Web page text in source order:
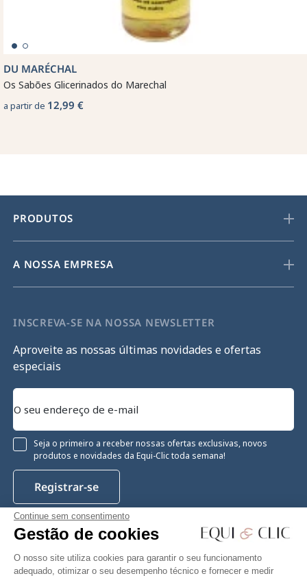
Continue sem consentimento
Gestão de cookies
O nosso site utiliza cookies para garantir o seu funcionamento
adequado, otimizar o seu desempenho técnico e fornecer e medir
DU MARÉCHAL
Os Sabões Glicerinados do Marechal
a partir de 12,99 €
PRODUTOS
A NOSSA EMPRESA
INSCREVA-SE NA NOSSA NEWSLETTER
Aproveite as nossas últimas novidades e ofertas
especiais
Seja o primeiro a receber nossas ofertas exclusivas, novos
produtos e novidades da Equi-Clic toda semana!
Registrar-se
Facebook Twitter
YouTube
Pinterest
Instagram